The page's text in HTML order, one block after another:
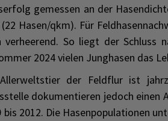
gemessen an der
Hasen/qkm). Für
verheerend. So liegt der Schluss
2024 vielen Junghasen das
der Feldflur ist
dokumentieren jedoch einen
bis 2012. Die Hasenpopulationen